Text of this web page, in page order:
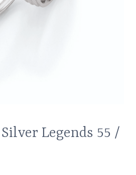
Legends 55 /